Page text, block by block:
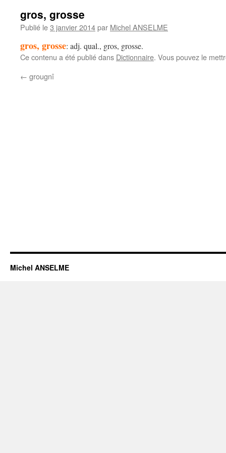
gros, grosse
Publié le3 janvier 2014par Michel ANSELME
gros, grosse: adj. qual., gros, grosse.
Ce contenu a été publié dans Dictionnaire. Vous pouvez le
← grougnî
Michel ANSELME